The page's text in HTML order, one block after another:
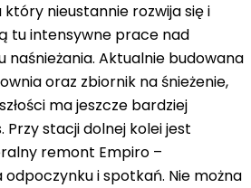
nieustannie rozwija się i
tu intensywne prace nad
naśnieżania. Aktualnie budowana
oraz zbiornik na śnieżenie,
ma jeszcze bardziej
. Przy stacji dolnej kolei jest
remont Empiro –
i spotkań. Nie można